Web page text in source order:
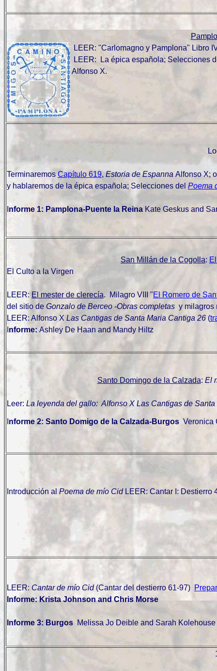
LEER: "Carlomagno y Pamplona" Libro
LEER:
La épica española; Selecciones
Alfonso X.
Terminaremos Capítulo 619, Estoria de Espanna Alfonso X;
y hablaremos de la épica española; Selecciones del Poema
nforme 1: Pamplona-Puente la Reina Kate Geskus and
San Millán de la Cogolla:
El Culto a la Virgen
LEER: El mester de clerecía. Milagro VIII "El Romero de
del sitio de Gonzalo de Berceo -Obras completas y milagros
LEER: Alfonso X Las Cantigas de Santa Maria Cantiga 26 (
nforme: Ashley De Haan and Mandy Hiltz
Santo Domingo de la Calzada: El
Leer: La leyenda del gallo: Alfonso X Las Cantigas de
nforme 2: Santo Domigo de la Calzada-Burgos
Introducción al Poema de mío Cid LEER: Cantar I: Destierro
LEER: Cantar de mío Cid(Cantar del destierro 61-97)
Informe: Krista Johnson and Chris Morse
Informe 3: Burgos Melissa Jo Deible and Sarah Kolehouse